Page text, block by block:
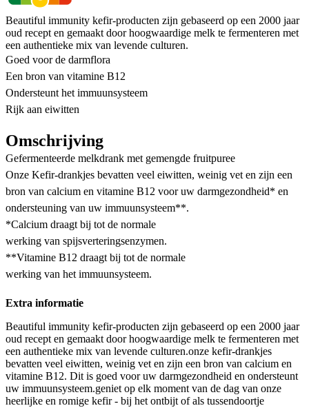
Beautiful immunity kefir-producten zijn gebaseerd op een 2000 jaar
oud recept en gemaakt door hoogwaardige melk te fermenteren met
een authentieke mix van levende culturen.
Goed voor de darmflora
Een bron van vitamine B12
Ondersteunt het immuunsysteem
Rijk aan eiwitten
Omschrijving
Gefermenteerde melkdrank met gemengde fruitpuree
Onze Kefir-drankjes bevatten veel eiwitten, weinig vet en zijn een
bron van calcium en vitamine B12 voor uw darmgezondheid* en
ondersteuning van uw immuunsysteem**.
*Calcium draagt bij tot de normale
werking van spijsverteringsenzymen.
**Vitamine B12 draagt bij tot de normale
werking van het immuunsysteem.
Extra informatie
Beautiful immunity kefir-producten zijn gebaseerd op een 2000 jaar
oud recept en gemaakt door hoogwaardige melk te fermenteren met
een authentieke mix van levende culturen.onze kefir-drankjes
bevatten veel eiwitten, weinig vet en zijn een bron van calcium en
vitamine B12. Dit is goed voor uw darmgezondheid en ondersteunt
uw immuunsysteem.geniet op elk moment van de dag van onze
heerlijke en romige kefir - bij het ontbijt of als tussendoortje